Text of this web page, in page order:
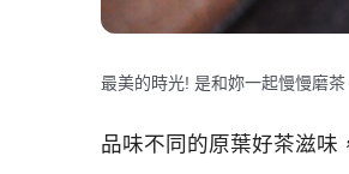
最美的時光! 是和妳一起慢慢磨
品味不同的原葉好茶滋味